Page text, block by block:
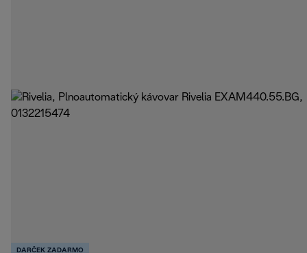
DARČEK ZADARMO